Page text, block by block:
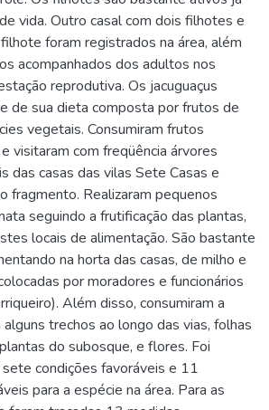
vida. Outro casal com dois filhotes e
foram registrados na área, além
acompanhados dos adultos nos
reprodutiva. Os jacuguaçus
de sua dieta composta por frutos de
vegetais. Consumiram frutos
visitaram com freqüência árvores
das casas das vilas Sete Casas e
fragmento. Realizaram pequenos
seguindo a frutificação das plantas,
locais de alimentação. São bastante
na horta das casas, de milho e
por moradores e funcionários
Além disso, consumiram a
trechos ao longo das vias, folhas
do subosque, e flores. Foi
condições favoráveis e 11
para a espécie na área. Para as